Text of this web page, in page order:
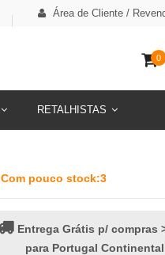
Área de Cliente /
RETALHISTAS
0
Com pouco stock:3
Entrega Grátis p/ compras
para Portugal Continental